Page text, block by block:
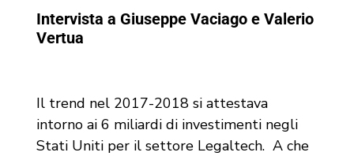
Intervista a Giuseppe Vaciago e Valerio
Vertua
Il trend nel 2017-2018 si attestava
intorno ai 6 miliardi di investimenti negli
Stati Uniti per il settore Legaltech. A che